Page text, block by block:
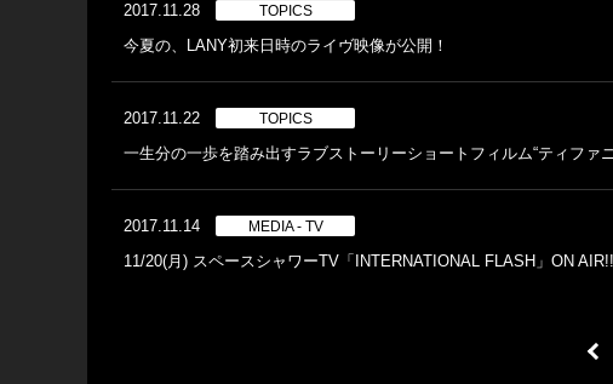
2017.11.28 TOPICS
今夏の、LANY初来日時のライヴ映像が公開！
2017.11.22 TOPICS
一生分の一歩を踏み出すラブストーリーショートフィルム“ティフ
2017.11.14 MEDIA - TV
11/20(月) スペースシャワーTV「INTERNATIONAL FLASH」ON AIR!!